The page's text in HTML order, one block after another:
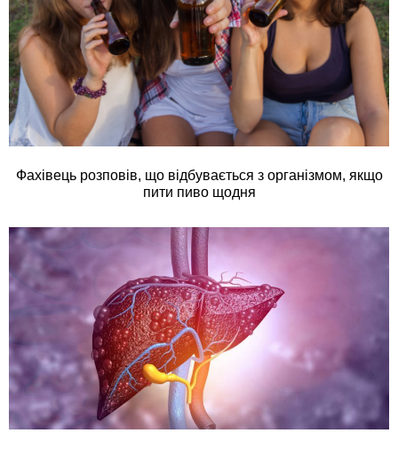
Фахівець розповів, що відбувається з організмом, якщо
пити пиво щодня